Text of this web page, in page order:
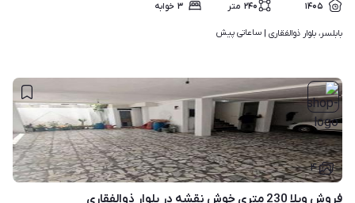
۱۴۰۵ ۲۴۰ متر ۳ خوابه
بابلسر، بلوار ذوالفقاری | ساعاتی پیش
۴
فروش ویلا 230 متری خوش نقشه در بلوار ذوالفقاری